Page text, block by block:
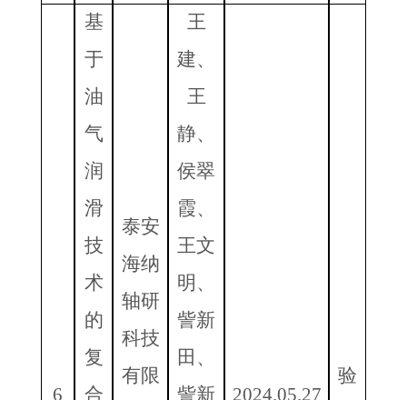
6
基
于
油
气
润
滑
技
术
的
复
合
泰安
海纳
轴研
科技
有限
王
建、
王
静、
侯翠
霞、
王文
明、
訾新
田、
訾新
2024.05.27
验